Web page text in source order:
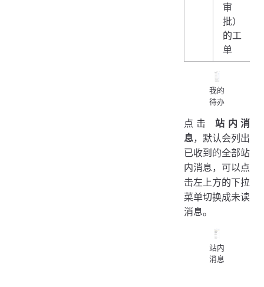
审
批）
的工
单
我的
待办
点击站内消
息，默认会列出
已收到的全部站
内消息，可以点
击左上方的下拉
菜单切换成未读
消息。
站内
消息